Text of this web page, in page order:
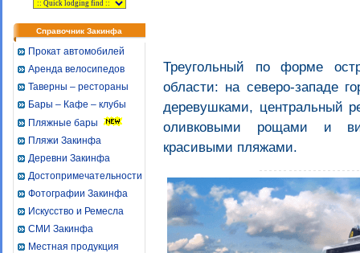
Справочник Закинфа
Прокат автомобилей
Аренда велосипедов
Таверны – рестораны
Бары – Кафе – клубы
Пляжные бары
Пляжи Закинфа
Деревни Закинфа
Достопримечательности
Фотографии Закинфа
Искусство и Ремесла
СМИ Закинфа
Местная продукция
Треугольный по форме
области: на северо-западе
деревушками, центральный
оливковыми рощами и
красивыми пляжами.